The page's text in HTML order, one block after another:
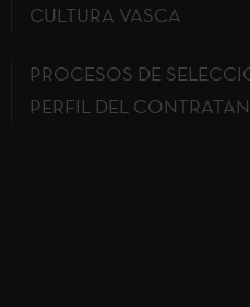
CULTURA VASCA
PROCESOS DE
PERFIL DEL